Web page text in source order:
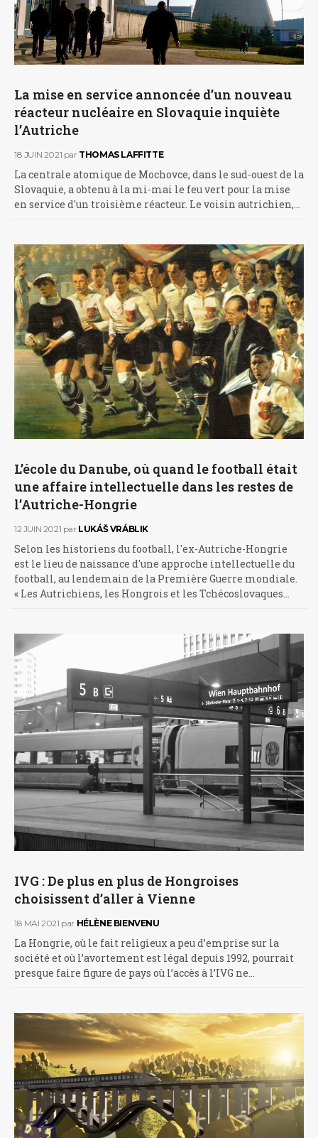
La mise en service annoncée d’un nouveau
réacteur nucléaire en Slovaquie inquiète
l’Autriche
18 JUIN 2021 par THOMAS LAFFITTE
La centrale atomique de Mochovce, dans le sud-ouest de la
Slovaquie, a obtenu à la mi-mai le feu vert pour la mise
en service d'un troisième réacteur. Le voisin autrichien,…
L’école du Danube, où quand le football était
une affaire intellectuelle dans les restes de
l’Autriche-Hongrie
12 JUIN 2021 par LUKÁŠ VRÁBLIK
Selon les historiens du football, l'ex-Autriche-Hongrie
est le lieu de naissance d'une approche intellectuelle du
football, au lendemain de la Première Guerre mondiale.
« Les Autrichiens, les Hongrois et les Tchécoslovaques…
IVG : De plus en plus de Hongroises
choisissent d’aller à Vienne
18 MAI 2021 par HÉLÈNE BIENVENU
La Hongrie, où le fait religieux a peu d’emprise sur la
société et où l’avortement est légal depuis 1992, pourrait
presque faire figure de pays où l’accès à l’IVG ne…